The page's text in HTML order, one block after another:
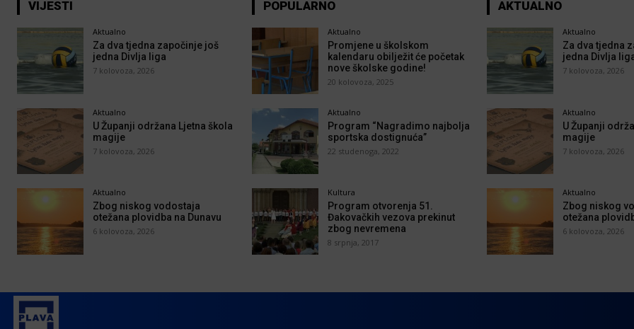
VIJESTI
Aktualno
Za dva tjedna započinje još
jedna Divlja liga
7 kolovoza, 2026
Aktualno
U Županji održana Ljetna škola
magije
7 kolovoza, 2026
Aktualno
Zbog niskog vodostaja
otežana plovidba na Dunavu
6 kolovoza, 2026
POPULARNO
Aktualno
Promjene u školskom
kalendaru obilježit će početak
nove školske godine!
20 kolovoza, 2025
Aktualno
Program “Nagradimo najbolja
sportska dostignuća”
22 studenoga, 2022
Kultura
Program otvorenja 51.
Đakovačkih vezova prekinut
zbog nevremena
8 srpnja, 2017
AKTUALNO
Aktualno
Za dva tjedna
jedna Divlja
7 kolovoza, 2026
Aktualno
U Županji
magije
7 kolovoza, 2026
Aktualno
Zbog niskog
otežana
6 kolovoza, 2026